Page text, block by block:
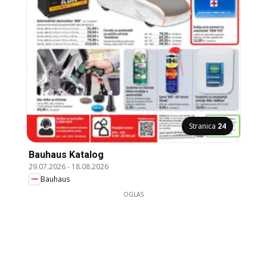
Stranica 24
Bauhaus Katalog
29.07.2026- 18.08.2026
Bauhaus
OGLAS